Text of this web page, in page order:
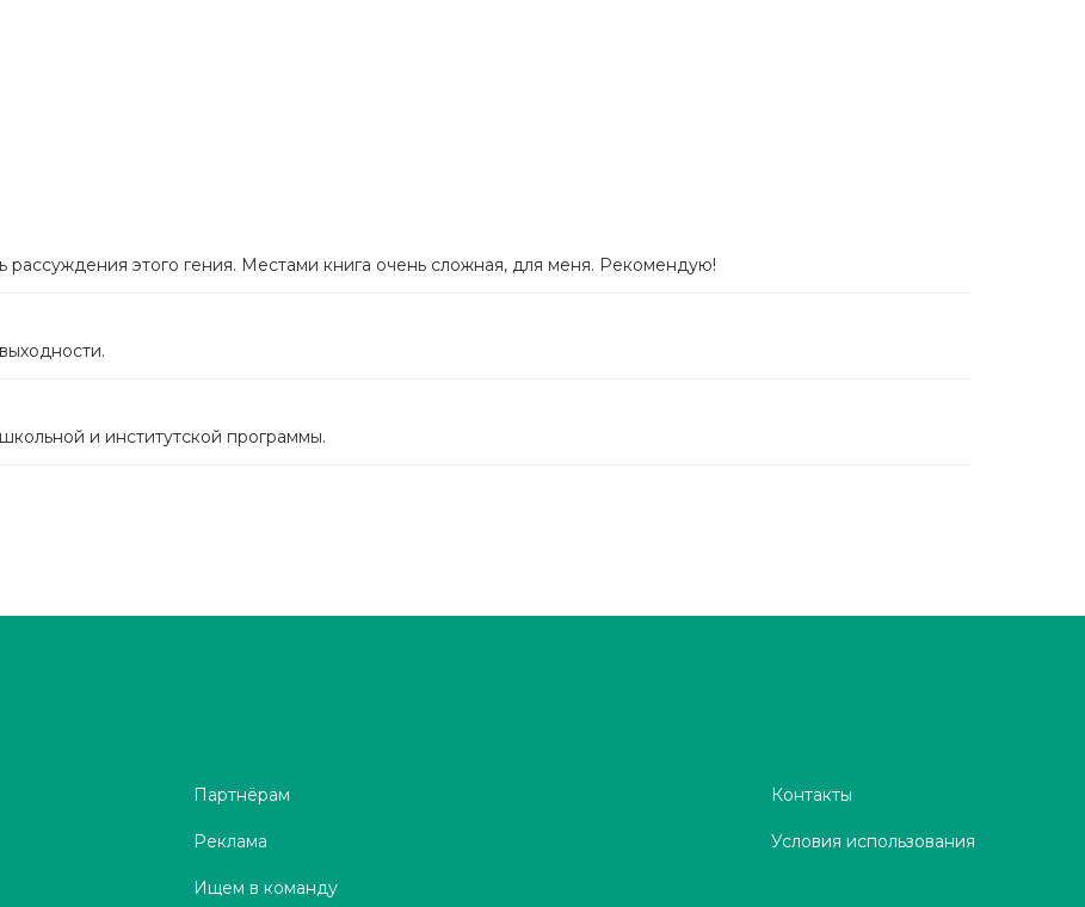
рассуждения этого гения. Местами книга очень сложная, для меня. Рекомендую!
и институтской программы.
Партнёрам
Реклама
Ищем в команду
Контакты
Условия использования